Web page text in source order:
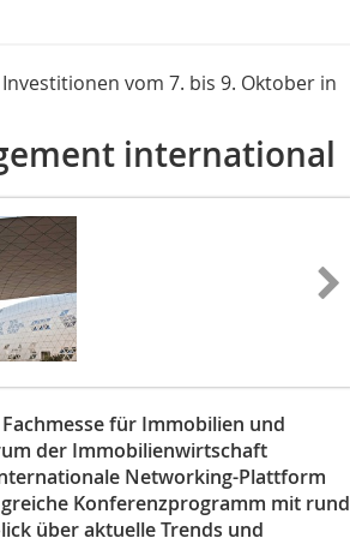
vom 7. bis 9. Oktober in
international
für Immobilien und
der Immobilienwirtschaft
Networking-Plattform
Konferenzprogramm mit rund
über aktuelle Trends und